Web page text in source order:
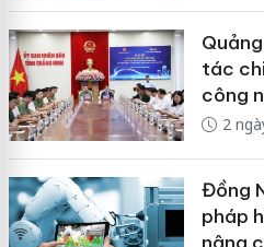
tác
công
2
Đồng
pháp